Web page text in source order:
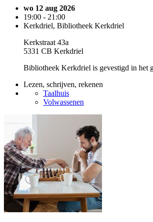
wo 12 aug 2026
19:00 - 21:00
Kerkdriel, Bibliotheek Kerkdriel
Kerkstraat 43a
5331 CB Kerkdriel
Bibliotheek Kerkdriel is gevestigd in het
Lezen, schrijven, rekenen
Taalhuis
Volwassenen